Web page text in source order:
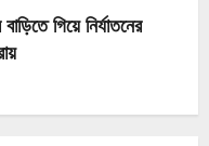
গিয়ে নির্যাতনের